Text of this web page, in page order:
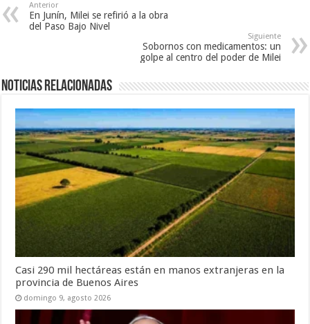
Anterior
En Junín, Milei se refirió a la obra
del Paso Bajo Nivel
Siguiente
Sobornos con medicamentos: un
golpe al centro del poder de Milei
Noticias relacionadas
Casi 290 mil hectáreas están en manos extranjeras en la
provincia de Buenos Aires
domingo 9, agosto 2026